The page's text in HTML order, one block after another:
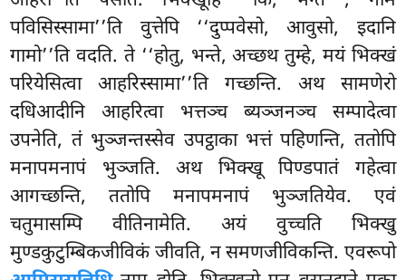
पविसिस्सामा’’ति वुत्तेपि ‘‘दुप्पवेसो, आवुसो, इदानि
गामो’’ति वदति. ते ‘‘होतु, भन्ते, अच्छथ तुम्हे, मयं भिक्खं
परियेसित्वा आहरिस्सामा’’ति गच्छन्ति. अथ सामणेरो
दधिआदीनि आहरित्वा भत्तञ्च ब्यञ्जनञ्च सम्पादेत्वा
उपनेति, तं भुञ्जन्तस्सेव उपट्ठाका भत्तं पहिणन्ति, ततोपि
मनापमनापं भुञ्जति. अथ भिक्खू पिण्डपातं गहेत्वा
आगच्छन्ति, ततोपि मनापमनापं भुञ्जतियेव. एवं
चतुमासम्पि वीतिनामेति. अयं वुच्चति भिक्खु
मुण्डकुटुम्बिकजीविकं जीवति, न समणजीविकन्ति. एवरूपो